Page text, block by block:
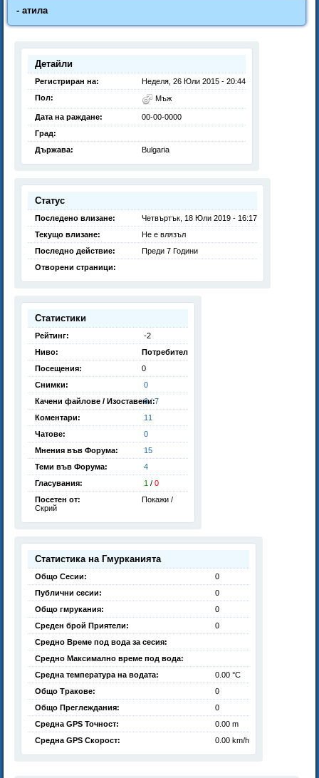
- атила
Детайли
Регистриран на:
Неделя, 26 Юли 2015 - 20:44
Пол:
Мъж
Дата на раждане:
00-00-0000
Град:
Държава:
Bulgaria
Статус
Последено влизане:
Четвъртък, 18 Юли 2019 - 16:17
Текущо влизане:
Не е влязъл
Последно действие:
Преди 7 Години
Отворени страници:
Статистики
Рейтинг:
-2
Ниво:
Потребител
Посещения:
0
Снимки:
0
Качени файлове / Изоставени:
0 / 7
Коментари:
11
Чатове:
0
Мнения във Форума:
15
Теми във Форума:
4
Гласувания:
1 / 0
Посетен от:
Покажи /
Скрий
Статистика на Гмурканията
Общо Сесии:
0
Публични сесии:
0
Общо гмрукания:
0
Среден брой Приятели:
0
Средно Време под вода за сесия:
Средно Максимално време под вода:
Средна температура на водата:
0.00 °C
Общо Тракове:
0
Общо Преглеждания:
0
Средна GPS Точност:
0.00 m
Средна GPS Скорост:
0.00 km/h